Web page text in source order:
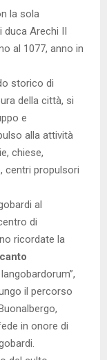
la sola
duca Arechi II
al 1077, anno in
storico di
della città, si
e
alla attività
chiese,
centri propulsori
al
di
ricordate la
il percorso
in onore di